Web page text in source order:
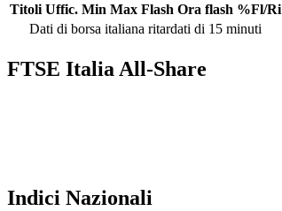
Titoli Uffic. Min Max Flash Ora flash %Fl/Ri
Dati di borsa italiana ritardati di 15 minuti
FTSE Italia All-Share
Indici Nazionali